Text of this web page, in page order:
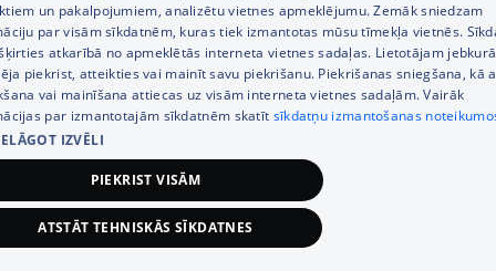
35,75€
© SIA Tet 2026 -
RUSSIAN
ENGLISH
un pakalpojumiem, analizētu vietnes apmeklējumu. Zemāk sniedzam
par visām sīkdatnēm, kuras tiek izmantotas mūsu tīmekļa vietnēs.
atkarībā no apmeklētās interneta vietnes sadaļas. Lietotājam
piekrist, atteikties vai mainīt savu piekrišanu. Piekrišanas sniegšana, kā
vai mainīšana attiecas uz visām interneta vietnes sadaļām. Vairāk
par izmantotajām sīkdatnēm skatīt sīkdatņu izmantošanas
IZVĒLI
PIEKRIST VISĀM
ATSTĀT TEHNISKĀS SĪKDATNES